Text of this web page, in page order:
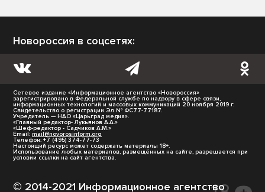
Новороссия в соцсетях:
Сетевое издание «Информационное агентство «Новороссия»
зарегистрировано в Федеральной службе по надзору в сфере связи,
информационных технологий и массовых коммуникаций 20 ноября 2019 г.
Свидетельство о регистрации Эл № ФС77-77187.
Учредитель — НАО «Царьград медиа».
«Главный редактор- Лукьянов А.А.»
«Шеф-редактор - Садчиков А.М.»
Email: mail@novorosinform.org
Телефон: +7 (495) 374-77-73
Настоящий ресурс может содержать материалы 18+.
Использование любых материалов, размещённых на сайте, разрешается при
условии ссылки на сайт агентства.
© 2014-2021 Информационное агентство